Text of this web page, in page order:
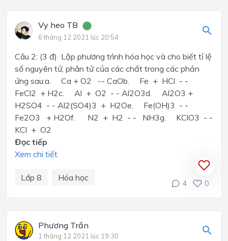
Vy heo TB
6 tháng 12 2021 lúc 20:54
Câu 2: (3 đ) Lập phương trình hóa học và cho biết tỉ lệ
số nguyên tử, phân tử của các chất trong các phản
ứng sau:a. Ca + O2 -- CaOb. Fe + HCl - -
FeCl2 + H2c. Al + O2 - - Al2O3d. Al2O3 +
H2SO4 - - Al2(SO4)3 + H2Oe. Fe(OH)3 - -
Fe2O3 + H2Of. N2 + H2 - - NH3g. KClO3 - -
KCl + O2
Đọc tiếp
Xem chi tiết
Lớp 8 Hóa học
4 0
Phương Trần
1 tháng 12 2021 lúc 19:30